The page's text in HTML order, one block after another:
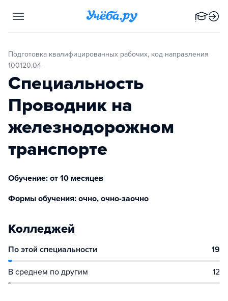
Подготовка квалифицированных рабочих, код направления
100120.04
Специальность
Проводник на
железнодорожном
транспорте
Обучение: от 10 месяцев
Формы обучения: очно, очно-заочно
Колледжей
По этой специальности 19
В среднем по другим 12